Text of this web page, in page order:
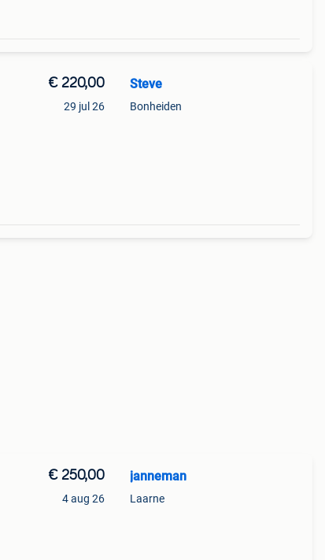
€ 220,00
29 jul 26
Steve
Bonheiden
€ 250,00
4 aug 26
janneman
Laarne